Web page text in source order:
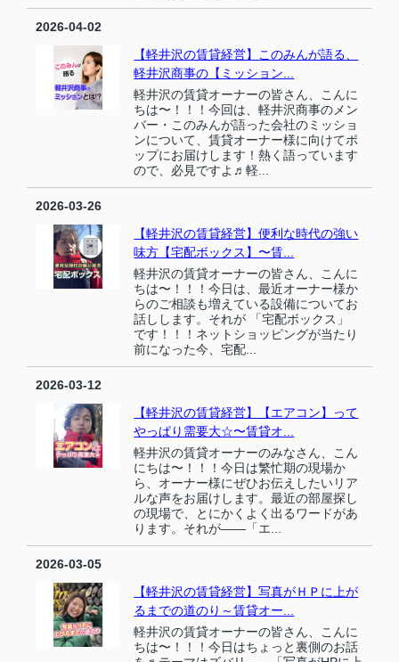
2026-04-02
【軽井沢の賃貸経営】このみんが語る、
軽井沢商事の【ミッション...
軽井沢の賃貸オーナーの皆さん、こんに
ちは〜！！！今回は、軽井沢商事のメン
バー・このみんが語った会社のミッショ
ンについて、賃貸オーナー様に向けてポ
ップにお届けします！熱く語っています
ので、必見ですよ♬軽...
2026-03-26
【軽井沢の賃貸経営】便利な時代の強い
味方【宅配ボックス】〜賃...
軽井沢の賃貸オーナーの皆さん、こんに
ちは〜！！！今日は、最近オーナー様か
らのご相談も増えている設備についてお
話しします。それが 「宅配ボックス」
です！！！ネットショッピングが当たり
前になった今、宅配...
2026-03-12
【軽井沢の賃貸経営】【エアコン】って
やっぱり需要大☆〜賃貸オ...
軽井沢の賃貸オーナーのみなさん、こん
にちは〜！！！今日は繁忙期の現場か
ら、オーナー様にぜひお伝えしたいリア
ルな声をお届けします。最近の部屋探し
の現場で、とにかくよく出るワードがあ
ります。それが――「エ...
2026-03-05
【軽井沢の賃貸経営】写真がＨＰに上が
るまでの道のり～賃貸オー...
軽井沢の賃貸オーナーの皆さん、こんに
ちは〜！！！今日はちょっと裏側のお話